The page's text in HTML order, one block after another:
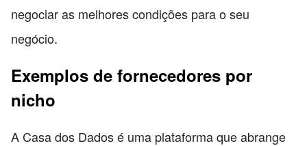
negociar as melhores condições para o seu
negócio.
Exemplos de fornecedores por
nicho
A Casa dos Dados é uma plataforma que abrange